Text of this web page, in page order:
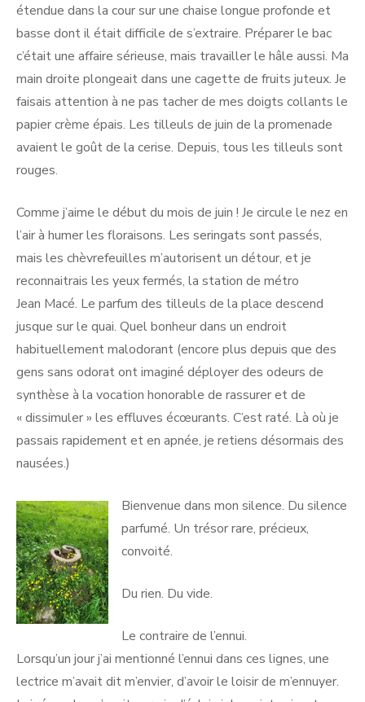
étendue dans la cour sur une chaise longue profonde et
basse dont il était difficile de s’extraire. Préparer le bac
c’était une affaire sérieuse, mais travailler le hâle aussi. Ma
main droite plongeait dans une cagette de fruits juteux. Je
faisais attention à ne pas tacher de mes doigts collants le
papier crème épais. Les tilleuls de juin de la promenade
avaient le goût de la cerise. Depuis, tous les tilleuls sont
rouges.
Comme j’aime le début du mois de juin ! Je circule le nez en
l’air à humer les floraisons. Les seringats sont passés,
mais les chèvrefeuilles m’autorisent un détour, et je
reconnaitrais les yeux fermés, la station de métro
Jean Macé. Le parfum des tilleuls de la place descend
jusque sur le quai. Quel bonheur dans un endroit
habituellement malodorant (encore plus depuis que des
gens sans odorat ont imaginé déployer des odeurs de
synthèse à la vocation honorable de rassurer et de
« dissimuler » les effluves écœurants. C’est raté. Là où je
passais rapidement et en apnée, je retiens désormais des
nausées.)
Bienvenue dans mon silence. Du silence
parfumé. Un trésor rare, précieux,
convoité.
Du rien. Du vide.
Le contraire de l’ennui.
Lorsqu’un jour j’ai mentionné l’ennui dans ces lignes, une
lectrice m’avait dit m’envier, d’avoir le loisir de m’ennuyer.